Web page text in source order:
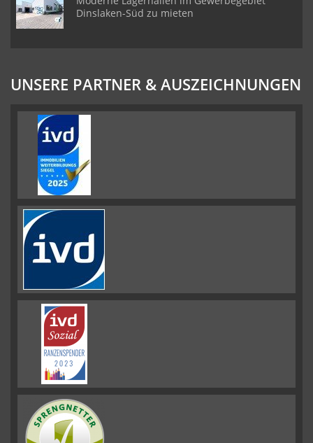
Dinslaken-Süd zu mieten
UNSERE PARTNER & AUSZEICHNUNGEN